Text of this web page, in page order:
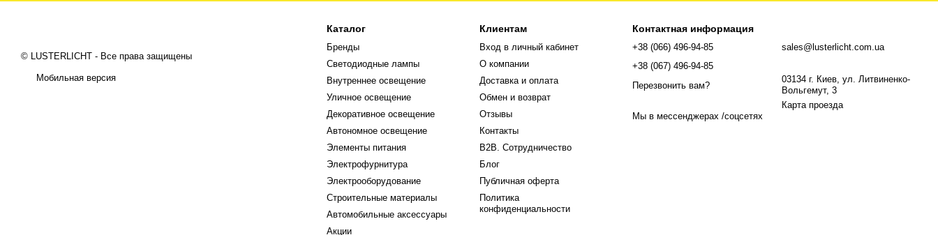
© LUSTERLICHT - Все права защищены
Мобильная версия
Каталог
Бренды
Светодиодные лампы
Внутреннее освещение
Уличное освещение
Декоративное освещение
Автономное освещение
Элементы питания
Электрофурнитура
Электрооборудование
Строительные материалы
Автомобильные аксессуары
Акции
Клиентам
Вход в личный кабинет
О компании
Доставка и оплата
Обмен и возврат
Отзывы
Контакты
В2В. Сотрудничество
Блог
Публичная оферта
Политика
конфиденциальности
Контактная информация
+38 (066) 496-94-85
+38 (067) 496-94-85
Перезвонить вам?
sales@lusterlicht.com.ua
03134 г. Киев, ул. Литвиненко-
Вольгемут, 3
Карта проезда
Мы в мессенджерах /соцсетях